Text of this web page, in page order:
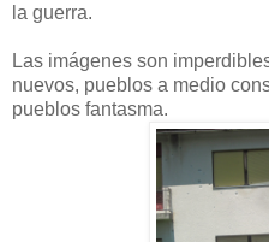
la guerra.
Las imágenes son
nuevos, pueblos a medio
pueblos fantasma.